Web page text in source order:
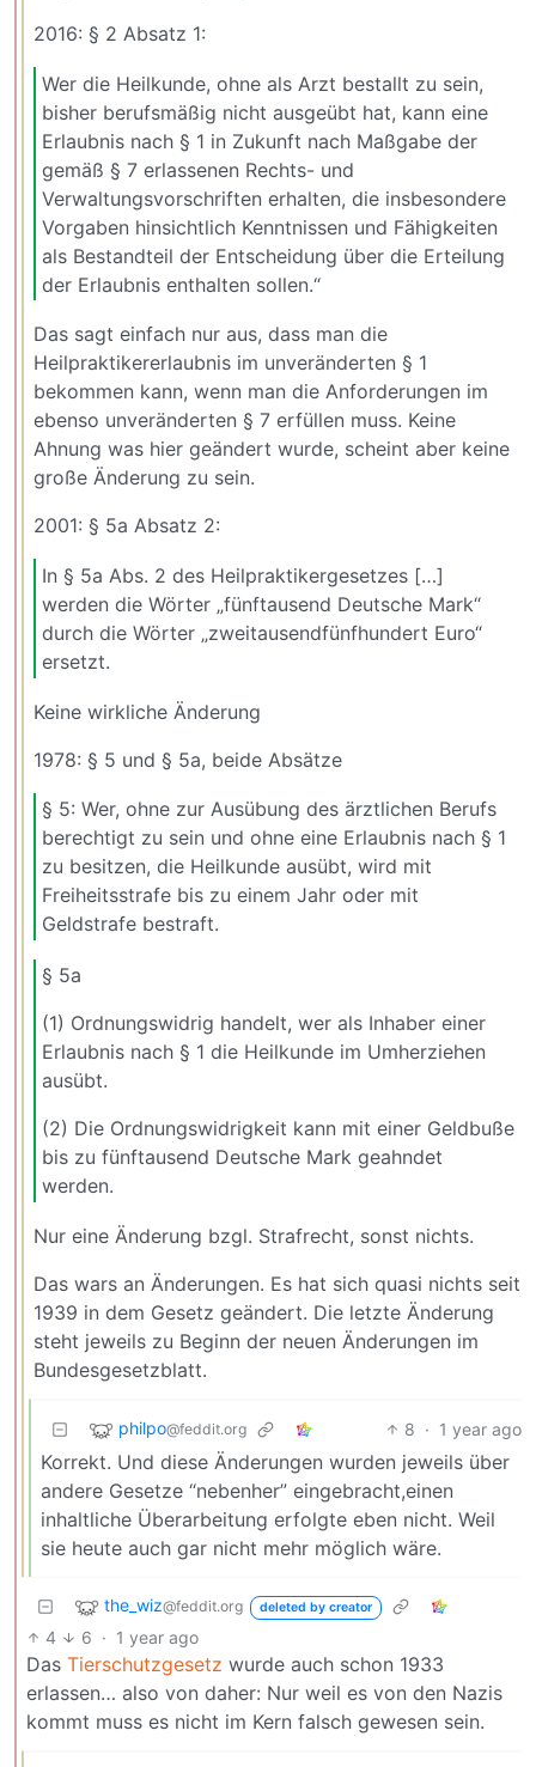
2016: § 2 Absatz 1:
Wer die Heilkunde, ohne als Arzt bestallt zu sein,
bisher berufsmäßig nicht ausgeübt hat, kann eine
Erlaubnis nach § 1 in Zukunft nach Maßgabe der
gemäß § 7 erlassenen Rechts- und
Verwaltungsvorschriften erhalten, die insbesondere
Vorgaben hinsichtlich Kenntnissen und Fähigkeiten
als Bestandteil der Entscheidung über die Erteilung
der Erlaubnis enthalten sollen.“
Das sagt einfach nur aus, dass man die
Heilpraktikererlaubnis im unveränderten § 1
bekommen kann, wenn man die Anforderungen im
ebenso unveränderten § 7 erfüllen muss. Keine
Ahnung was hier geändert wurde, scheint aber keine
große Änderung zu sein.
2001: § 5a Absatz 2:
In § 5a Abs. 2 des Heilpraktikergesetzes […]
werden die Wörter „fünftausend Deutsche Mark“
durch die Wörter „zweitausendfünfhundert Euro“
ersetzt.
Keine wirkliche Änderung
1978: § 5 und § 5a, beide Absätze
§ 5: Wer, ohne zur Ausübung des ärztlichen Berufs
berechtigt zu sein und ohne eine Erlaubnis nach § 1
zu besitzen, die Heilkunde ausübt, wird mit
Freiheitsstrafe bis zu einem Jahr oder mit
Geldstrafe bestraft.
§ 5a
(1) Ordnungswidrig handelt, wer als Inhaber einer
Erlaubnis nach § 1 die Heilkunde im Umherziehen
ausübt.
(2) Die Ordnungswidrigkeit kann mit einer Geldbuße
bis zu fünftausend Deutsche Mark geahndet
werden.
Nur eine Änderung bzgl. Strafrecht, sonst nichts.
Das wars an Änderungen. Es hat sich quasi nichts seit
1939 in dem Gesetz geändert. Die letzte Änderung
steht jeweils zu Beginn der neuen Änderungen im
Bundesgesetzblatt.
philpo@feddit.org 8 · 1 year ago
Korrekt. Und diese Änderungen wurden jeweils über
andere Gesetze “nebenher” eingebracht,einen
inhaltliche Überarbeitung erfolgte eben nicht. Weil
sie heute auch gar nicht mehr möglich wäre.
the_wiz@feddit.org deleted by creator
4 6 · 1 year ago
Das Tierschutzgesetz wurde auch schon 1933
erlassen… also von daher: Nur weil es von den Nazis
kommt muss es nicht im Kern falsch gewesen sein.